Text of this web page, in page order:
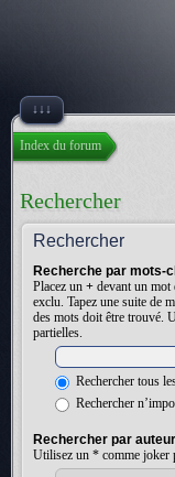
↓↓↓
Index du forum
Rechercher
Rechercher
Recherche par mots-
Placez un + devant un mot
exclu. Tapez une suite de
des mots doit être trouvé.
partielles.
Rechercher tous
Rechercher
Rechercher par
Utilisez un * comme joker